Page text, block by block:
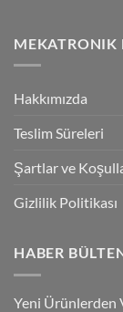
Inspection
With
G9SP
Güvenlik
Sürücüsü
MEKATRONIK
Hakkımızda
Teslim Süreleri
Şartlar ve
Gizlilik Politikası
HABER
Yeni Ürünlerden